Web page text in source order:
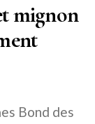
mignon
Bond des